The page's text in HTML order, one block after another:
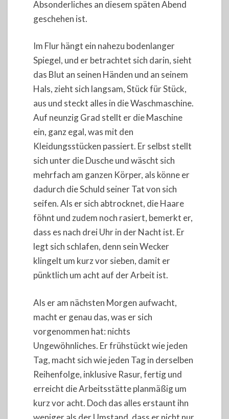
Absonderliches an diesem späten Abend
geschehen ist.
Im Flur hängt ein nahezu bodenlanger
Spiegel, und er betrachtet sich darin, sieht
das Blut an seinen Händen und an seinem
Hals, zieht sich langsam, Stück für Stück,
aus und steckt alles in die Waschmaschine.
Auf neunzig Grad stellt er die Maschine
ein, ganz egal, was mit den
Kleidungsstücken passiert. Er selbst stellt
sich unter die Dusche und wäscht sich
mehrfach am ganzen Körper, als könne er
dadurch die Schuld seiner Tat von sich
seifen. Als er sich abtrocknet, die Haare
föhnt und zudem noch rasiert, bemerkt er,
dass es nach drei Uhr in der Nacht ist. Er
legt sich schlafen, denn sein Wecker
klingelt um kurz vor sieben, damit er
pünktlich um acht auf der Arbeit ist.
Als er am nächsten Morgen aufwacht,
macht er genau das, was er sich
vorgenommen hat: nichts
Ungewöhnliches. Er frühstückt wie jeden
Tag, macht sich wie jeden Tag in derselben
Reihenfolge, inklusive Rasur, fertig und
erreicht die Arbeitsstätte planmäßig um
kurz vor acht. Doch das alles erstaunt ihn